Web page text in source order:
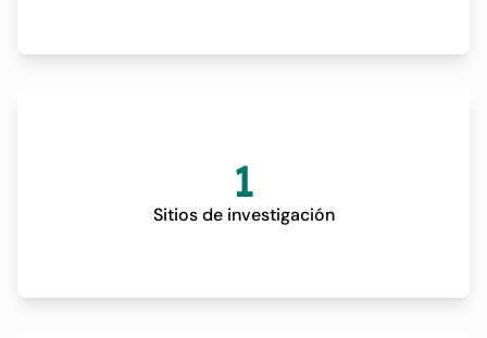
1
Sitios de investigación